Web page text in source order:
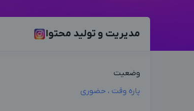
مدیریت و تولید محتوا
وضعیت
پاره وقت ، حضوری